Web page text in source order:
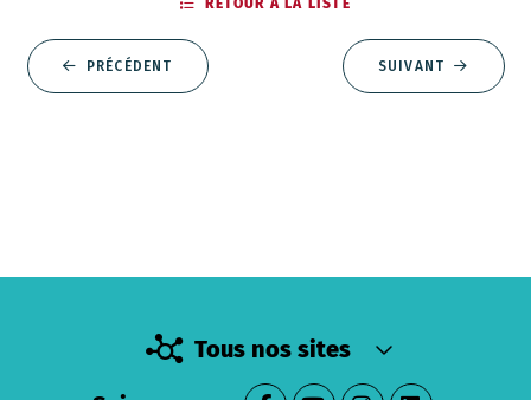
PRÉCÉDENT
RETOUR À LA LISTE
SUIVANT
Tous nos sites